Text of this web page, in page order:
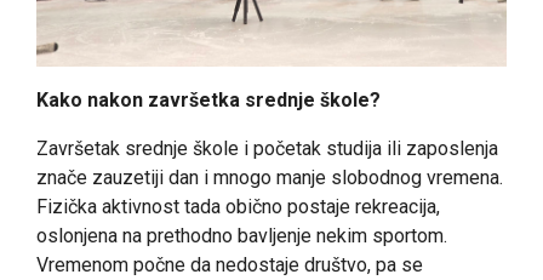
Kako nakon završetka srednje škole?
Završetak srednje škole i početak studija ili zaposlenja
znače zauzetiji dan i mnogo manje slobodnog vremena.
Fizička aktivnost tada obično postaje rekreacija,
oslonjena na prethodno bavljenje nekim sportom.
Vremenom počne da nedostaje društvo, pa se